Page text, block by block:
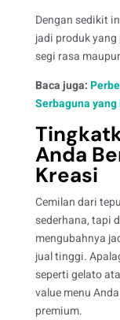
Dengan sedikit
jadi produk
segi rasa
Baca juga:
Serbaguna
Anda
Kreasi
Cemilan dari
sederhana, tapi
mengubahnya
jual tinggi.
seperti gelato
value menu
premium.